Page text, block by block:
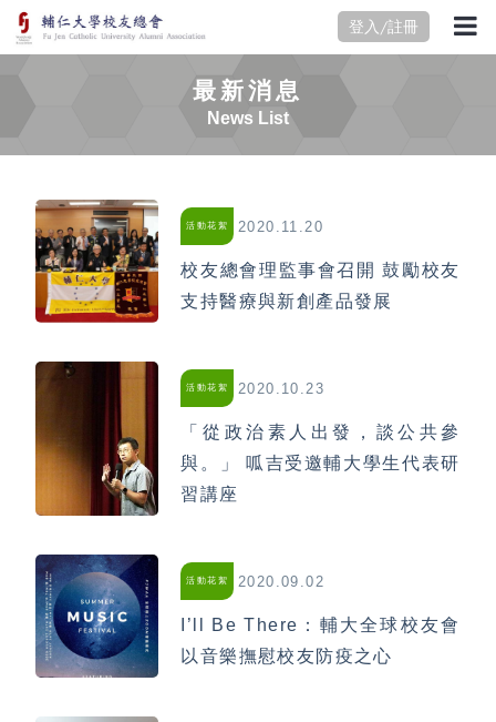
登入/註冊
最新消息
News List
活動花絮 2020.11.20
校友總會理監事會召開 鼓勵校友
支持醫療與新創產品發展
活動花絮 2020.10.23
「從政治素人出發，談公共參
與。」 呱吉受邀輔大學生代表研
習講座
活動花絮 2020.09.02
I’ll Be There：輔大全球校友會
以音樂撫慰校友防疫之心